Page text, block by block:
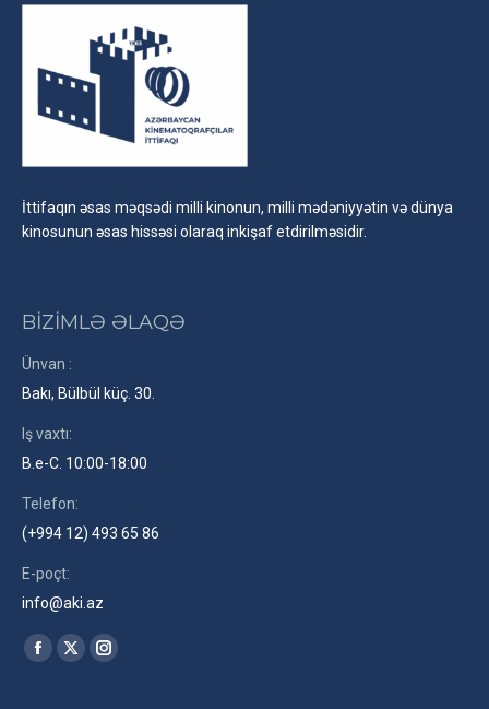
İttifaqın əsas məqsədi milli kinonun, milli mədəniyyətin və dünya
kinosunun əsas hissəsi olaraq inkişaf etdirilməsidir.
BİZİMLƏ ƏLAQƏ
Ünvan :
Bakı, Bülbül küç. 30.
Iş vaxtı:
B.e-C. 10:00-18:00
Telefon:
(+994 12) 493 65 86
E-poçt:
info@aki.az
Find us on:
Facebook
X
Instagram